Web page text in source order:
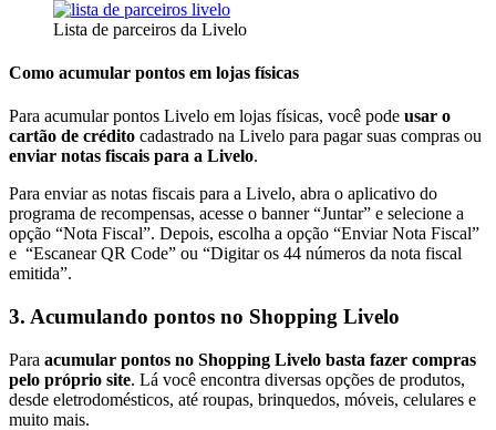
Lista de parceiros da Livelo
Como acumular pontos em lojas físicas
Para acumular pontos Livelo em lojas físicas, você pode usar o
cartão de crédito cadastrado na Livelo para pagar suas compras ou
enviar notas fiscais para a Livelo.
Para enviar as notas fiscais para a Livelo, abra o aplicativo do
programa de recompensas, acesse o banner “Juntar” e selecione a
opção “Nota Fiscal”. Depois, escolha a opção “Enviar Nota Fiscal”
e “Escanear QR Code” ou “Digitar os 44 números da nota fiscal
emitida”.
3. Acumulando pontos no Shopping Livelo
Para acumular pontos no Shopping Livelo basta fazer compras
pelo próprio site. Lá você encontra diversas opções de produtos,
desde eletrodomésticos, até roupas, brinquedos, móveis, celulares e
muito mais.